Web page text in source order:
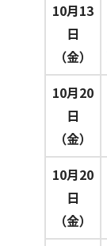
10月13
日
（金）
10月20
日
（金）
10月20
日
（金）